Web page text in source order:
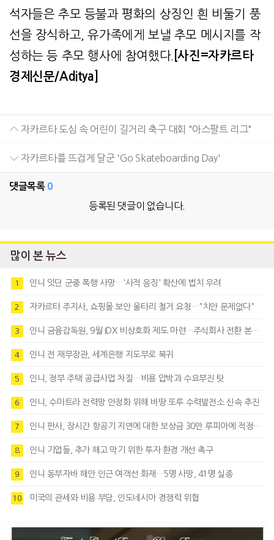
석자들은 추모 등불과 평화의 상징인 흰 비둘기 풍
선을 장식하고, 유가족에게 보낼 추모 메시지를 작
성하는 등 추모 행사에 참여했다. [사진=자카르타
경제신문/Aditya]
자카르타 도심 속 어린이 길거리 축구 대회 "아스팔트 리그"
자카르타를 뜨겁게 달군 'Go Skateboarding Day'
댓글목록 0
등록된 댓글이 없습니다.
많이 본 뉴스
1 인니 잇단 군중 폭행 사망…'사적 응징' 확산에 법치 우려
2 자카르타 주지사, 쇼핑몰 보안 울타리 철거 요청…"치안 문제없다"
3 인니 금융감독원, 9월 IDX 비상호화 제도 마련…주식회사 전환 본격화
4 인니 전 재무장관, 세계은행 지도부로 복귀
5 인니, 정부 주택 공급사업 차질…비용 압박과 수요부진 탓
6 인니, 수마트라 전력망 안정화 위해 바땅 또루 수력발전소 신속 추진
7 인니 판사, 장시간 항공기 지연에 대한 보상금 30만 루피아에 적정성 제기
8 인니 기업들, 추가 해고 막기 위한 투자 환경 개선 촉구
9 인니 동부자바 해안 인근 여객선 화재…5명 사망, 41명 실종
10 미국의 관세와 비용 부담, 인도네시아 경쟁력 위협